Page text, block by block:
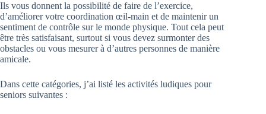
Ils vous donnent la possibilité de faire de l’exercice,
d’améliorer votre coordination œil-main et de maintenir un
sentiment de contrôle sur le monde physique. Tout cela peut
être très satisfaisant, surtout si vous devez surmonter des
obstacles ou vous mesurer à d’autres personnes de manière
amicale.
Dans cette catégories, j’ai listé les activités ludiques pour
seniors suivantes :